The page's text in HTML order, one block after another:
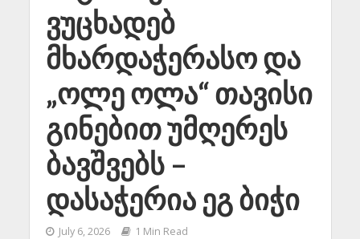
ვუცხადებ
მხარდაჭერასო და
„ოლე ოლა“ თავისი
გინებით უმღერეს
ბავშვებს –
დასაჭერია ეგ ბიჭი
July 6, 2026 1 Min Read